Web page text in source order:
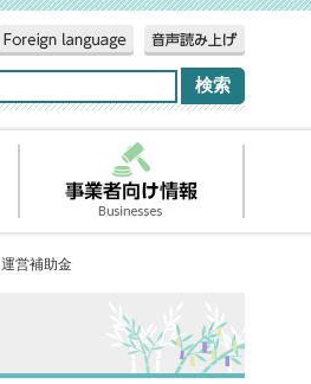
営補助金